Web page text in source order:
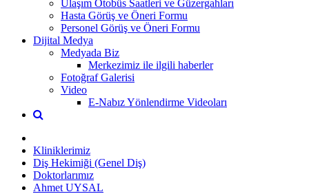
Ulaşım Otobüs Saatleri ve Güzergahları
Hasta Görüş ve Öneri Formu
Personel Görüş ve Öneri Formu
Dijital Medya
Medyada Biz
Merkezimiz ile ilgili haberler
Fotoğraf Galerisi
Video
E-Nabız Yönlendirme Videoları
Kliniklerimiz
Diş Hekimiği (Genel Diş)
Doktorlarımız
Ahmet UYSAL